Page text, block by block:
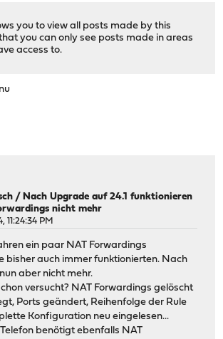
you to view all posts made by this
you can only see posts made in areas
access to.
/ Nach Upgrade auf 24.1 funktionieren
nicht mehr
11:24:34 PM
ein paar NAT Forwardings
bisher auch immer funktionierten. Nach
aber nicht mehr.
versucht? NAT Forwardings gelöscht
Ports geändert, Reihenfolge der Rule
Konfiguration neu eingelesen...
benötigt ebenfalls NAT